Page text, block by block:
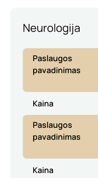
Neurologija
Paslaugos
pavadinimas
Kaina
Paslaugos
pavadinimas
Kaina